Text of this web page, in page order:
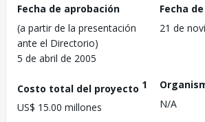
Fecha de aprobación
(a partir de la presentación
ante el Directorio)
5 de abril de 2005
Fecha
21 de
Costo total del proyecto 1
US$ 15.00 millones
N/A